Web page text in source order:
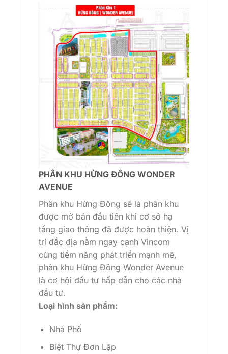
PHÂN KHU HỪNG ĐÔNG WONDER
AVENUE
Phân khu Hừng Đông sẽ là phân khu
được mở bán đầu tiên khi cơ sở hạ
tầng giao thông đã được hoàn thiện. Vị
trí đắc địa nằm ngay cạnh Vincom
cùng tiềm năng phát triển mạnh mẽ,
phân khu Hừng Đông Wonder Avenue
là cơ hội đầu tư hấp dẫn cho các nhà
đầu tư.
Loại hình sản phẩm:
Nhà Phố
Biệt Thự Đơn Lập